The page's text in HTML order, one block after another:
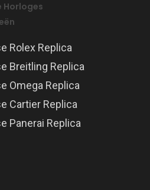
Horloges
Rolex Replica
Breitling Replica
Omega Replica
Cartier Replica
Panerai Replica